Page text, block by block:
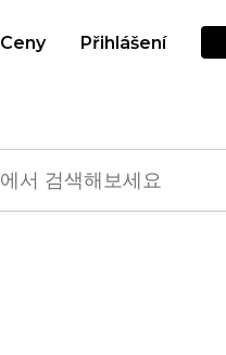
Ceny Přihlášení